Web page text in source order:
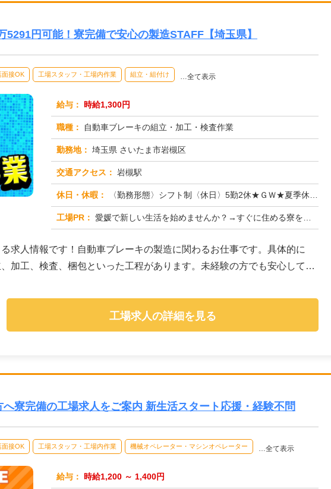
5291円可能！寮完備で安心の製造STAFF【埼玉県】
面接OK 工場スタッフ・工場内作業 組立・組付け …全て表示
給与： 時給1,300円
職種： 自動車ブレーキの組立・加工・検査作業
勤務地： 埼玉県 さいたま市岩槻区
交通アクセス： 岩槻駅
休日・休暇： 〈勤務形態〉シフト制〈休日〉5勤2休★ＧＷ★夏季休暇★冬季休暇★年末年始
工場PR： 愛媛で新しい生活を始めませんか？→すぐに住める寮をご用意！面倒な手続きは一切不要です。ワンルーム寮は家具・家電完備...
求人情報です！自動車ブレーキの製造に関わるお仕事です。具体的に
加工、検査、梱包といった工程があります。未経験の方でも安心して始
工場求人の詳細を見る
寮完備の工場求人をご案内 新生活スタート応援・経験不問
面接OK 工場スタッフ・工場内作業 機械オペレーター・マシンオペレーター …全て表示
給与： 時給1,200 ～ 1,400円